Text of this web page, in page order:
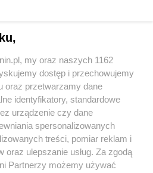
regulamin korzystania z portali
Skontaktuj sięz nami
my oraz naszych 1162
dostęp i przechowujemy
oraz przetwarzamy dane
identyfikatory, standardowe
urządzenie czy dane
spersonalizowanych
treści, pomiar reklam i
oraz ulepszanie usług. Za zgodą
Partnerzy możemy używać